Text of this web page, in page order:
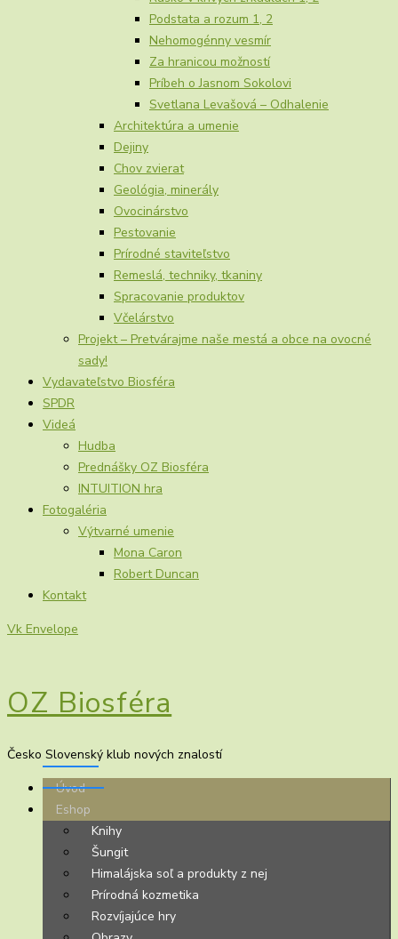
Podstata a rozum 1, 2
Nehomogénny vesmír
Za hranicou možností
Príbeh o Jasnom Sokolovi
Svetlana Levašová – Odhalenie
Architektúra a umenie
Dejiny
Chov zvierat
Geológia, minerály
Ovocinárstvo
Pestovanie
Prírodné staviteľstvo
Remeslá, techniky, tkaniny
Spracovanie produktov
Včelárstvo
Projekt – Pretvárajme naše mestá a obce na ovocné
sady!
Vydavateľstvo Biosféra
SPDR
Videá
Hudba
Prednášky OZ Biosféra
INTUITION hra
Fotogaléria
Výtvarné umenie
Mona Caron
Robert Duncan
Kontakt
Vk Envelope
OZ Biosféra
Česko Slovenský klub nových znalostí
Úvod
Eshop
Knihy
Šungit
Himalájska soľ a produkty z nej
Prírodná kozmetika
Rozvíjajúce hry